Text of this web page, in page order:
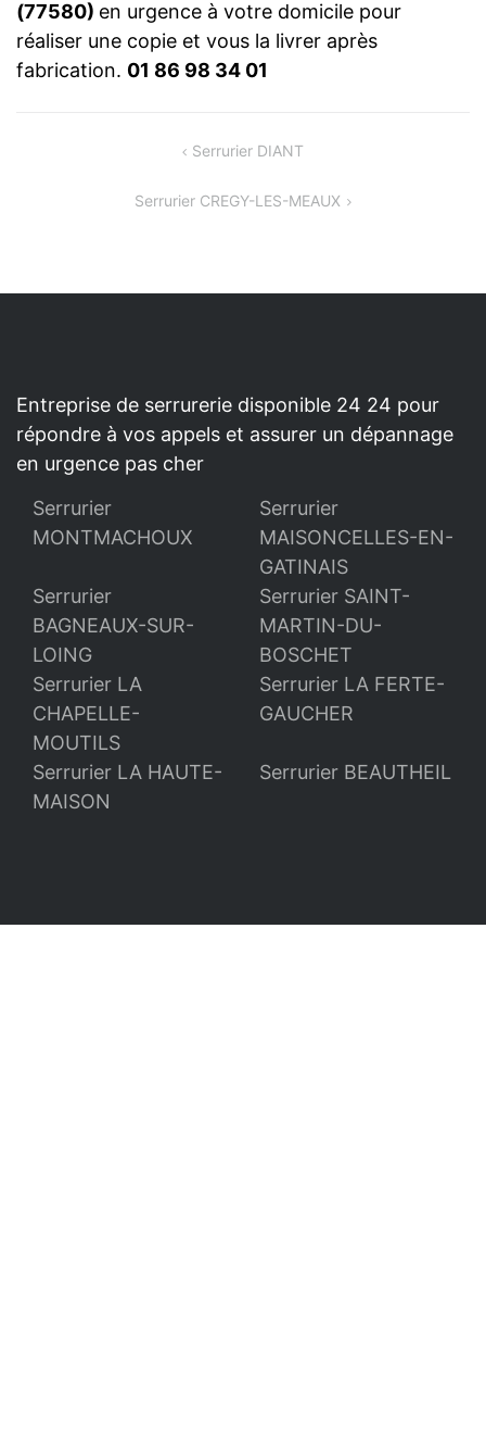
(77580) en urgence à votre domicile pour
réaliser une copie et vous la livrer après
fabrication. 01 86 98 34 01
Serrurier DIANT
Serrurier CREGY-LES-MEAUX
Entreprise de serrurerie disponible 24 24 pour
répondre à vos appels et assurer un dépannage
en urgence pas cher
Serrurier
MONTMACHOUX
Serrurier
MAISONCELLES-EN-
GATINAIS
Serrurier
BAGNEAUX-SUR-
LOING
Serrurier SAINT-
MARTIN-DU-
BOSCHET
Serrurier LA
CHAPELLE-
MOUTILS
Serrurier LA FERTE-
GAUCHER
Serrurier LA HAUTE-
MAISON
Serrurier BEAUTHEIL